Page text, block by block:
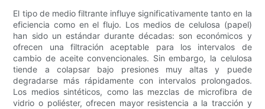
El tipo de medio filtrante influye significativamente tanto en la
eficiencia como en el flujo. Los medios de celulosa (papel)
han sido un estándar durante décadas: son económicos y
ofrecen una filtración aceptable para los intervalos de
cambio de aceite convencionales. Sin embargo, la celulosa
tiende a colapsar bajo presiones muy altas y puede
degradarse más rápidamente con intervalos prolongados.
Los medios sintéticos, como las mezclas de microfibra de
vidrio o poliéster, ofrecen mayor resistencia a la tracción y